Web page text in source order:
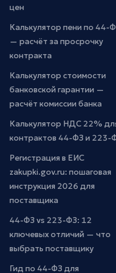
цен
Калькулятор пени по 44-
— расчёт за просрочку
контракта
Калькулятор стоимости
банковской гарантии —
расчёт комиссии банка
Калькулятор НДС 22%
контрактов 44-ФЗ и 223-
Регистрация в ЕИС
zakupki.gov.ru: пошаговая
инструкция 2026 для
поставщика
44-ФЗ vs 223-ФЗ: 12
ключевых отличий — что
выбрать поставщику
Гид по 44-ФЗ для